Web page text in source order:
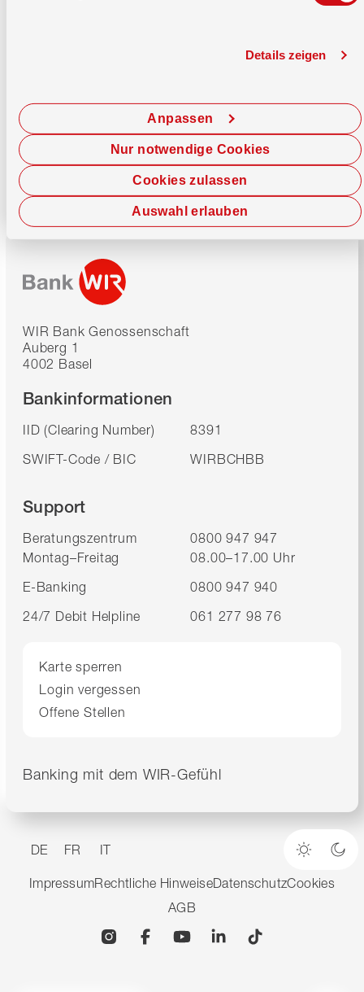
Details zeigen
Cookies zulassen
Anpassen
Auswahl erlauben
Nur notwendige Cookies
Jetzt chatten
WIR Bank Genossenschaft
Auberg 1
4002 Basel
Bankinformationen
IID (Clearing Number)
8391
SWIFT-Code / BIC
WIRBCHBB
Support
Beratungszentrum
0800 947 947
Montag–Freitag
08.00–17.00 Uhr
E-Banking
0800 947 940
24/7 Debit Helpline
061 277 98 76
Karte sperren
Login vergessen
Offene Stellen
Banking mit dem WIR-Gefühl
DE FR IT
Heller
ImpressumRechtliche HinweiseDatenschutzCookies
AGB
InstagramFacebookYouTubeLinkedin